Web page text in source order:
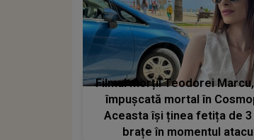
Filmul morții Teodorei
împușcată mortal în
Aceasta își ținea fetița de 3
brațe în momentul